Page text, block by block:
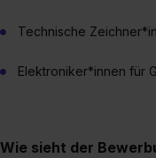
Technische
Elektroniker*innen für
Wie sieht der